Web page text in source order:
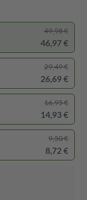
49,98 €
46,97 €
29,49 €
26,69 €
16,95 €
14,93 €
9,50 €
8,72 €